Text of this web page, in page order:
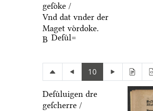
geſoͤke /
Vnd dat vnder der
Maget voͤrdoke.
B Deſuͤl=
10
Deſuͤluigen dre
geſcherre /